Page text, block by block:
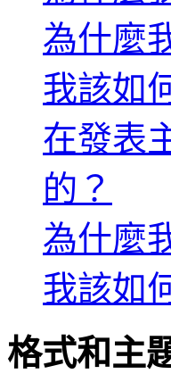
為什麼
我該如
在發表
的？
為什麼
我該如
格式和主